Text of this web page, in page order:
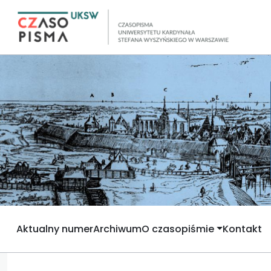
Aktualny numerArchiwumO czasopiśmie Kontakt